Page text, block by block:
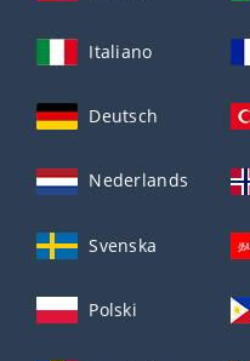
Italiano
Deutsch
Nederlands
Svenska
Polski